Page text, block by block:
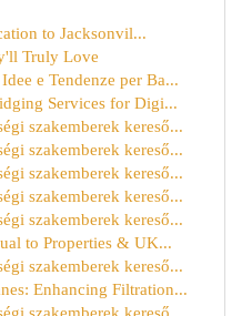
to Jacksonvil...
Truly Love
e Tendenze per Ba...
Services for Digi...
szakemberek kereső...
szakemberek kereső...
szakemberek kereső...
szakemberek kereső...
szakemberek kereső...
to Properties & UK...
szakemberek kereső...
Enhancing Filtration...